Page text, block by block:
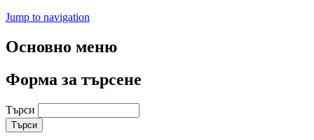
Jump to navigation
Основно меню
Форма за търсене
Търси